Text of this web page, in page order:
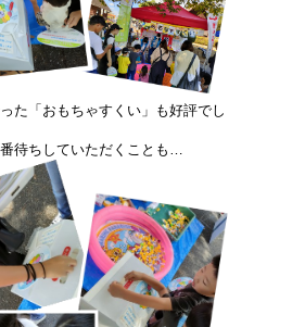
た「おもちゃすくい」も好評でし
待ちしていただくことも…